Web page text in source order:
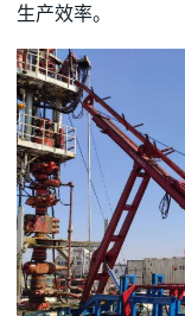
生产效率。